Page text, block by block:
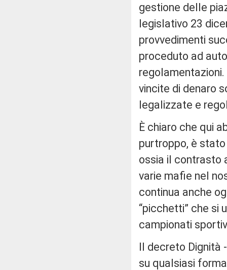
gestione delle
legislativo 23
provvedimenti
proceduto ad
vincite di denaro
legalizzate e
È chiaro che qui
purtroppo, è
ossia il contrasto
varie mafie nel
continua anche
“picchetti” che si
campionati
Il decreto Dignità
su qualsiasi